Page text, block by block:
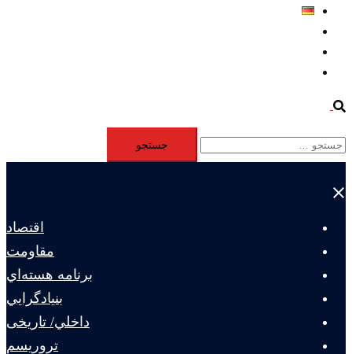
Search
جستجو
برای:
Close
اقتصاد
مقاومت
برنامه هسته‌اي
بنيادگرايي
داخلي/ تاریخی
تروريسم